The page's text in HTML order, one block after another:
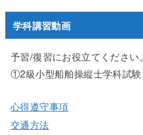
学科講習動画
予習/復習にお役立てください。
①2級小型船舶操縦士学科試験
心得遵守事項
交通方法